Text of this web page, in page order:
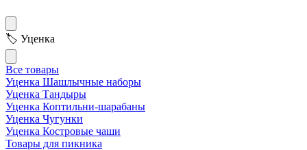
🏷 Уценка
Все товары
Уценка Шашлычные наборы
Уценка Тандыры
Уценка Коптильни-шарабаны
Уценка Чугунки
Уценка Костровые чаши
Товары для пикника